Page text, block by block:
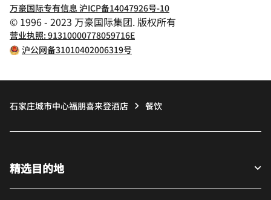
万豪国际专有信息 沪ICP备14047926号-10
© 1996 - 2023 万豪国际集团. 版权所有
营业执照: 91310000778059716E
沪公网备31010402006319号
石家庄城市中心福朋喜来登酒店 餐饮
精选目的地